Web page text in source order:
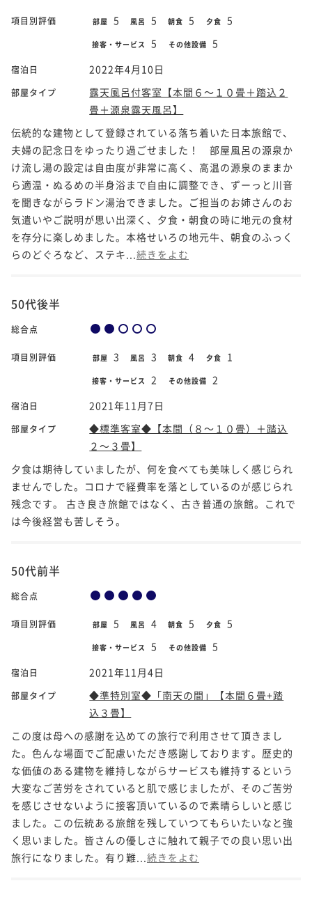
項目別評価 部屋 5 風呂 5 朝食 5 夕食 5
接客・サービス 5 その他設備 5
宿泊日 2022年4月10日
部屋タイプ
露天風呂付客室【本間６～１０畳＋踏込２
畳＋源泉露天風呂】
伝統的な建物として登録されている落ち着いた日本旅館で、
夫婦の記念日をゆったり過ごせました！ 部屋風呂の源泉か
け流し湯の設定は自由度が非常に高く、高温の源泉のままか
ら適温・ぬるめの半身浴まで自由に調整でき、ずーっと川音
を聞きながらラドン湯治できました。ご担当のお姉さんのお
気遣いやご説明が思い出深く、夕食・朝食の時に地元の食材
を存分に楽しめました。本格せいろの地元牛、朝食のふっく
らのどぐろなど、ステキ... 続きをよむ
50代後半
総合点
項目別評価 部屋 3 風呂 3 朝食 4 夕食 1
接客・サービス 2 その他設備 2
宿泊日 2021年11月7日
部屋タイプ
◆標準客室◆【本間（８～１０畳）＋踏込
２～３畳】
夕食は期待していましたが、何を食べても美味しく感じられ
ませんでした。コロナで経費率を落としているのが感じられ
残念です。 古き良き旅館ではなく、古き普通の旅館。これで
は今後経営も苦しそう。
50代前半
総合点
項目別評価 部屋 5 風呂 4 朝食 5 夕食 5
接客・サービス 5 その他設備 5
宿泊日 2021年11月4日
部屋タイプ
◆準特別室◆「南天の間」【本間６畳+踏
込３畳】
この度は母への感謝を込めての旅行で利用させて頂きまし
た。色んな場面でご配慮いただき感謝しております。歴史的
な価値のある建物を維持しながらサービスも維持するという
大変なご苦労をされていると肌で感じましたが、そのご苦労
を感じさせないように接客頂いているので素晴らしいと感じ
ました。この伝統ある旅館を残していつてもらいたいなと強
く思いました。皆さんの優しさに触れて親子での良い思い出
旅行になりました。有り難... 続きをよむ